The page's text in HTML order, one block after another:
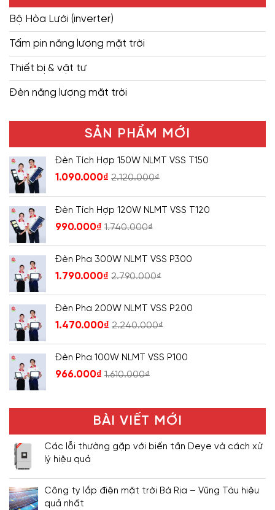
Bộ Hòa Lưới (inverter)
Tấm pin năng lượng mặt trời
Thiết bị & vật tư
Đèn năng lượng mặt trời
SẢN PHẨM MỚI
Đèn Tích Hợp 150W NLMT VSS T150
1.090.000₫ 2.120.000₫
Đèn Tích Hợp 120W NLMT VSS T120
990.000₫ 1.740.000₫
Đèn Pha 300W NLMT VSS P300
1.790.000₫ 2.790.000₫
Đèn Pha 200W NLMT VSS P200
1.470.000₫ 2.240.000₫
Đèn Pha 100W NLMT VSS P100
966.000₫ 1.610.000₫
BÀI VIẾT MỚI
Các lỗi thường gặp với biến tần Deye và cách xử
lý hiệu quả
Công ty lắp điện mặt trời Bà Rịa – Vũng Tàu hiệu
quả nhất